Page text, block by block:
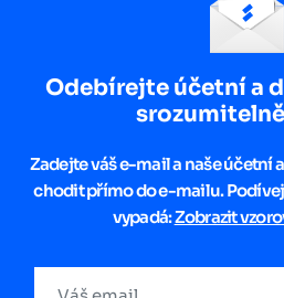
Odebírejte účetní a
Zadejte váš e-mail a naše účetní
chodit přímo do e-mailu.
vypadá:Zobrazit